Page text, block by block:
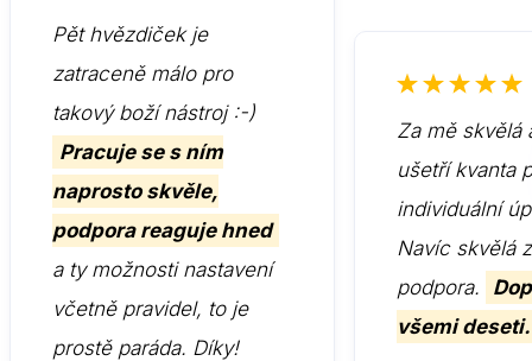
Pět hvězdiček je
zatraceně málo pro
takový boží nástroj :-)
Pracuje se s ním
naprosto skvěle,
podpora reaguje hned
a ty možnosti nastavení
včetně pravidel, to je
prostě paráda. Díky!
Za mě skvělá
ušetří kvanta
individuální
Navíc skvělá
podpora.
všemi deseti.